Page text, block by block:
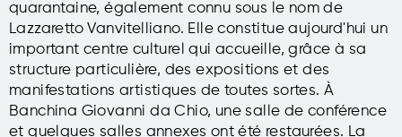
quarantaine, également connu sous le nom de
Lazzaretto Vanvitelliano. Elle constitue aujourd'hui un
important centre culturel qui accueille, grâce à sa
structure particulière, des expositions et des
manifestations artistiques de toutes sortes. À
Banchina Giovanni da Chio, une salle de conférence
et quelques salles annexes ont été restaurées. La